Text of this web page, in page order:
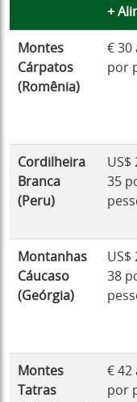
+
Montes
Cárpatos
(Romênia)
€ 30
por
Cordilheira
Branca
(Peru)
US$
35
Montanhas
Cáucaso
(Geórgia)
US$
38
Montes
Tatras
€ 42
por